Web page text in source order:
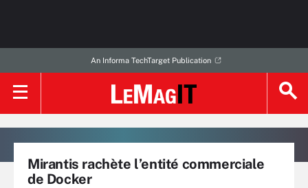
An Informa TechTarget Publication
Mirantis rachète l’entité commerciale
de Docker